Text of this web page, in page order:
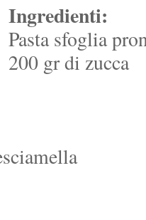
Ingredienti:
Pasta sfoglia
200 gr di zucca